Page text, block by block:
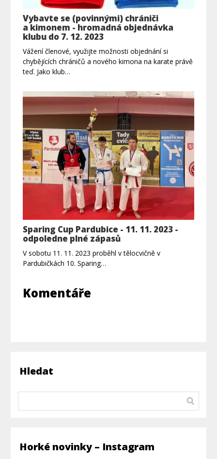
Vybavte se (povinnými) chrániči
a kimonem - hromadná objednávka
klubu do 7. 12. 2023
Vážení členové, využijte možnosti objednání si
chybějících chráničů a nového kimona na karate právě
teď. Jako klub…
Sparing Cup Pardubice - 11. 11. 2023 -
odpoledne plné zápasů
V sobotu 11. 11. 2023 proběhl v tělocvičně v
Pardubičkách 10. Sparing…
Komentáře
Hledat
Horké novinky – Instagram